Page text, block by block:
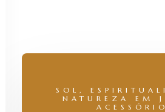
SOL,
NATUREZA EM